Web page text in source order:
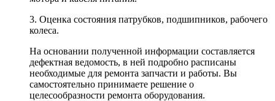
3. Оценка состояния патрубков, подшипников, рабочего
колеса.
На основании полученной информации составляется
дефектная ведомость, в ней подробно расписаны
необходимые для ремонта запчасти и работы. Вы
самостоятельно принимаете решение о
целесообразности ремонта оборудования.